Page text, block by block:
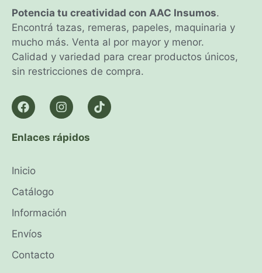
Potencia tu creatividad con AAC Insumos.
Encontrá tazas, remeras, papeles, maquinaria y
mucho más. Venta al por mayor y menor.
Calidad y variedad para crear productos únicos,
sin restricciones de compra.
Enlaces rápidos
Inicio
Catálogo
Información
Envíos
Contacto